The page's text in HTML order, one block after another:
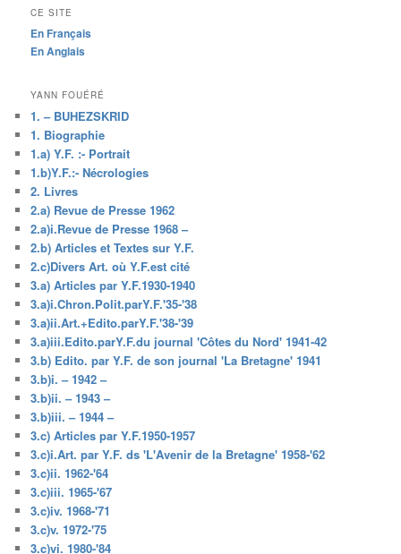
CE SITE
En Français
En Anglais
YANN FOUÉRÉ
1. – BUHEZSKRID
1. Biographie
1.a) Y.F. :- Portrait
1.b)Y.F.:- Nécrologies
2. Livres
2.a) Revue de Presse 1962
2.a)i.Revue de Presse 1968 –
2.b) Articles et Textes sur Y.F.
2.c)Divers Art. où Y.F.est cité
3.a) Articles par Y.F.1930-1940
3.a)i.Chron.Polit.parY.F.'35-'38
3.a)ii.Art.+Edito.parY.F.'38-'39
3.a)iii.Edito.parY.F.du journal 'Côtes du Nord' 1941-42
3.b) Edito. par Y.F. de son journal 'La Bretagne' 1941
3.b)i. – 1942 –
3.b)ii. – 1943 –
3.b)iii. – 1944 –
3.c) Articles par Y.F.1950-1957
3.c)i.Art. par Y.F. ds 'L'Avenir de la Bretagne' 1958-'62
3.c)ii. 1962-'64
3.c)iii. 1965-'67
3.c)iv. 1968-'71
3.c)v. 1972-'75
3.c)vi. 1980-'84